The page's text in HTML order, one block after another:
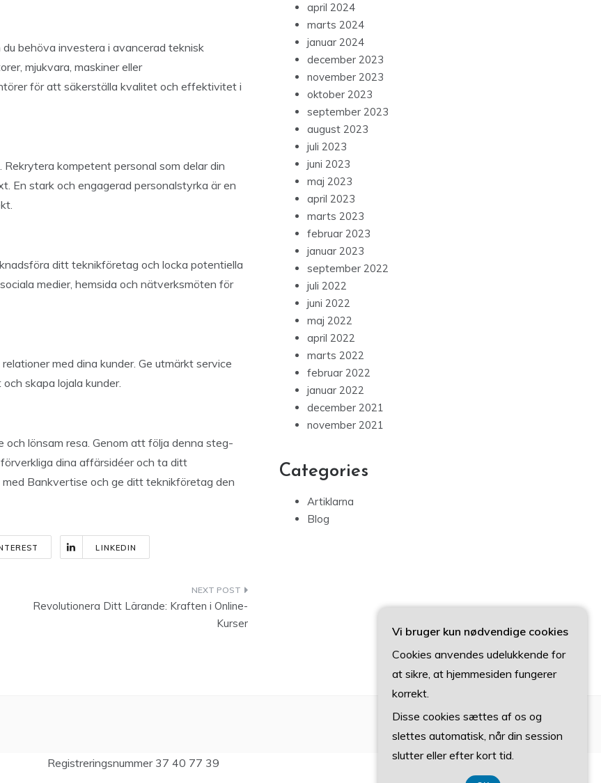
behöva investera i avancerad teknisk
mjukvara, maskiner eller
för att säkerställa kvalitet och effektivitet i
kompetent personal som delar din
En stark och engagerad personalstyrka är en
ditt teknikföretag och locka potentiella
medier, hemsida och nätverksmöten för
med dina kunder. Ge utmärkt service
skapa lojala kunder.
lönsam resa. Genom att följa denna steg-
dina affärsidéer och ta ditt
Bankvertise och ge ditt teknikföretag den
LINKEDIN
Revolutionera Ditt Lärande: Kraften i Online-
Kurser
april 2024
marts 2024
januar 2024
december 2023
november 2023
oktober 2023
september 2023
august 2023
juli 2023
juni 2023
maj 2023
april 2023
marts 2023
februar 2023
januar 2023
september 2022
juli 2022
juni 2022
maj 2022
april 2022
marts 2022
februar 2022
januar 2022
december 2021
november 2021
Categories
Artiklarna
Blog
Registreringsnummer 37 40 77 39
Vi bruger kun nødvendige cookies
Cookies anvendes udelukkende for
at sikre, at hjemmesiden fungerer
korrekt.
Disse cookies sættes af os og
slettes automatisk, når din session
slutter eller efter kort tid.